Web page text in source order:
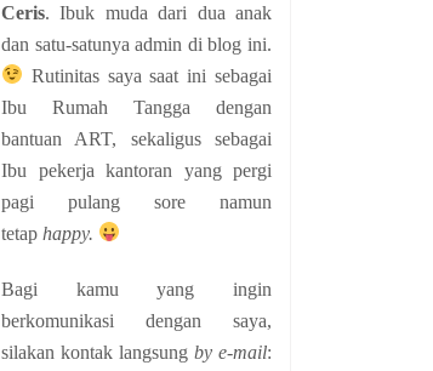
Ceris. Ibuk muda dari dua anak
dan satu-satunya admin di blog ini.
Rutinitas saya saat ini sebagai
Ibu Rumah Tangga dengan
bantuan ART, sekaligus sebagai
Ibu pekerja kantoran yang pergi
pagi pulang sore namun
tetap happy.
Bagi kamu yang ingin
berkomunikasi dengan saya,
silakan kontak langsung by e-mail: